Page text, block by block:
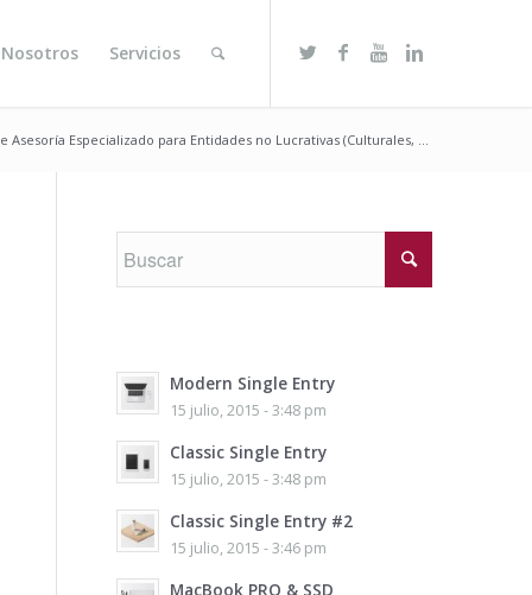
Servicios
Asesoría Especializado para Entidades no Lucrativas (Culturales, ...
Modern Single Entry
15 julio, 2015 - 3:48 pm
Classic Single Entry
15 julio, 2015 - 3:48 pm
Classic Single Entry #2
15 julio, 2015 - 3:46 pm
MacBook PRO & SSD